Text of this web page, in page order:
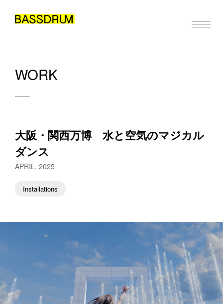
ABOUT
MEMBERS
NEWS/EVENTS
CONTACT
WORK
大阪・関西万博　水と空気のマジカル
ダンス
APRIL, 2025
Installations